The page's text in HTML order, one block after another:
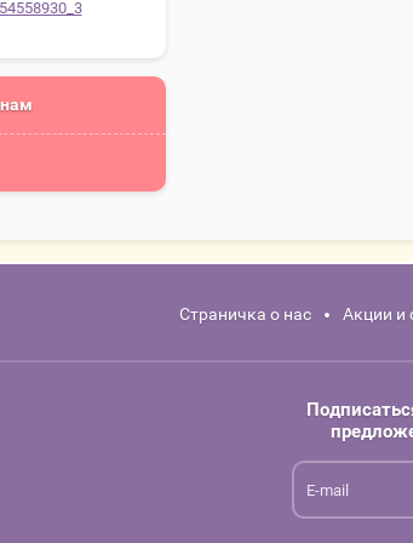
Страничка о нас Акции и